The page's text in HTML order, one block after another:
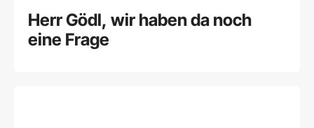
Herr Gödl, wir haben da noch
eine Frage